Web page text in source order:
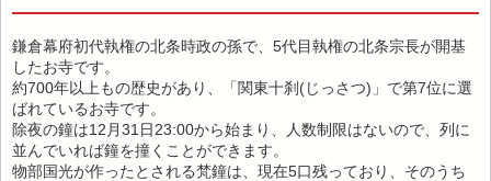
鎌倉幕府初代執権の北条時政の孫で、5代目執権の北条宗長が開基
したお寺です。
約700年以上もの歴史があり、「関東十刹(じっさつ)」で第7位に選
ばれているお寺です。
除夜の鐘は12月31日23:00から始まり、人数制限はないので、列に
並んでいれば鐘を撞くことができます。
物部国光が作ったとされる梵鐘は、現在5口残っており、そのうち